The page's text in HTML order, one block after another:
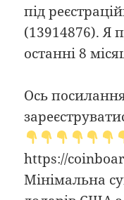
під
(13914876). Я
останні 8
Ось
https://
Мінімальна